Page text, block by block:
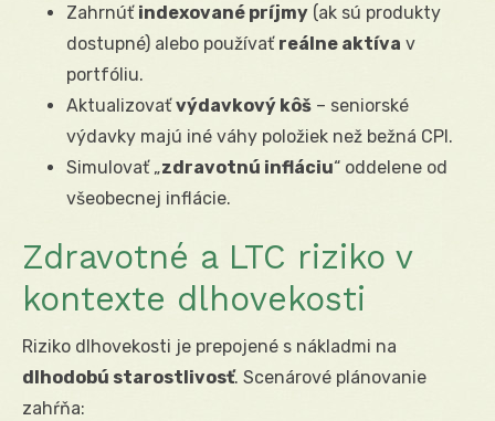
Zahrnúť indexované príjmy (ak sú produkty
dostupné) alebo používať reálne aktíva v
portfóliu.
Aktualizovaťvýdavkový kôš – seniorské
výdavky majú iné váhy položiek než bežná CPI.
Simulovať „zdravotnú infláciu“ oddelene od
všeobecnej inflácie.
Zdravotné a LTC riziko v
kontexte dlhovekosti
Riziko dlhovekosti je prepojené s nákladmi na
dlhodobú starostlivosť. Scenárové plánovanie
zahŕňa: